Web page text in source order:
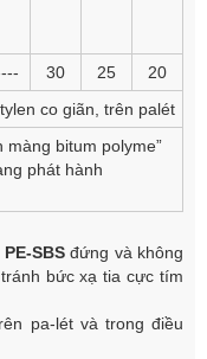
30 25
20
co giãn, trên palét
màng bitum polyme”
phát hành
SBSđứng và không
bức xạ tia cực tím
pa-lét và trong điều